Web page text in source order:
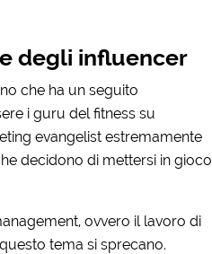
degli influencer
che ha un seguito
i guru del fitness su
evangelist estremamente
decidono di mettersi in gioco
ovvero il lavoro di
tema si sprecano.